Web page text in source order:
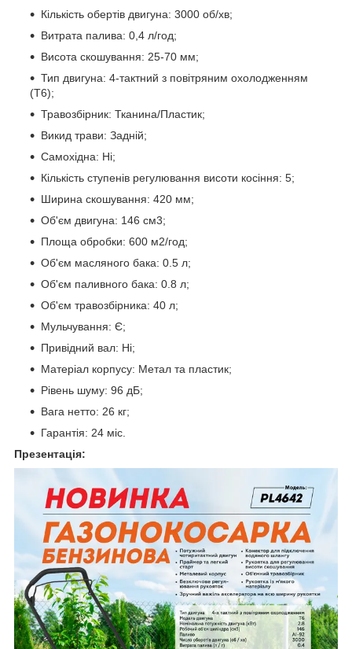
Кількість обертів двигуна: 3000 об/хв;
Витрата палива: 0,4 л/год;
Висота скошування: 25-70 мм;
Тип двигуна: 4-тактний з повітряним охолодженням
(Т6);
Травозбірник: Тканина/Пластик;
Викид трави: Задній;
Самохідна: Ні;
Кількість ступенів регулювання висоти косіння: 5;
Ширина скошування: 420 мм;
Об'єм двигуна: 146 см3;
Площа обробки: 600 м2/год;
Об'єм масляного бака: 0.5 л;
Об'єм паливного бака: 0.8 л;
Об'єм травозбірника: 40 л;
Мульчування: Є;
Привідний вал: Ні;
Матеріал корпусу: Метал та пластик;
Рівень шуму: 96 дБ;
Вага нетто: 26 кг;
Гарантія: 24 міс.
Презентація: